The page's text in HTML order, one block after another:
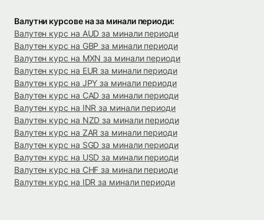
Валутни курсове на за минали периоди:
Валутен курс на AUD за минали периоди
Валутен курс на GBP за минали периоди
Валутен курс на MXN за минали периоди
Валутен курс на EUR за минали периоди
Валутен курс на JPY за минали периоди
Валутен курс на CAD за минали периоди
Валутен курс на INR за минали периоди
Валутен курс на NZD за минали периоди
Валутен курс на ZAR за минали периоди
Валутен курс на SGD за минали периоди
Валутен курс на USD за минали периоди
Валутен курс на CHF за минали периоди
Валутен курс на IDR за минали периоди